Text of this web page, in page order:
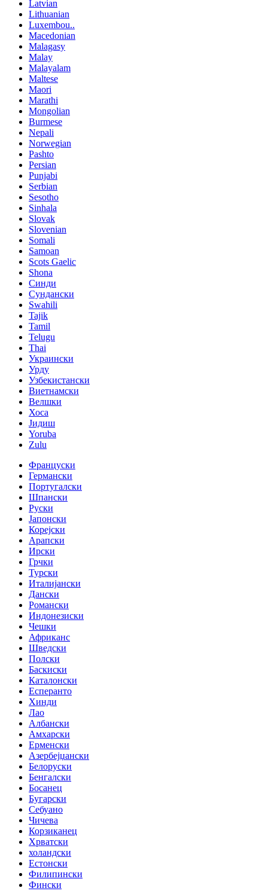
Latvian
Lithuanian
Luxembou..
Macedonian
Malagasy
Malay
Malayalam
Maltese
Maori
Marathi
Mongolian
Burmese
Nepali
Norwegian
Pashto
Persian
Punjabi
Serbian
Sesotho
Sinhala
Slovak
Slovenian
Somali
Samoan
Scots Gaelic
Shona
Синди
Сундански
Swahili
Tajik
Tamil
Telugu
Thai
Украински
Урду
Узбекистански
Виетнамски
Велшки
Хоса
Јидиш
Yoruba
Zulu
Француски
Германски
Португалски
Шпански
Руски
Јапонски
Корејски
Арапски
Ирски
Грчки
Турски
Италијански
Дански
Романски
Индонезиски
Чешки
Африканс
Шведски
Полски
Баскиски
Каталонски
Есперанто
Хинди
Лао
Албански
Амхарски
Ерменски
Азербејџански
Белоруски
Бенгалски
Босанец
Бугарски
Себуано
Чичева
Корзиканец
Хрватски
холандски
Естонски
Филипински
Фински